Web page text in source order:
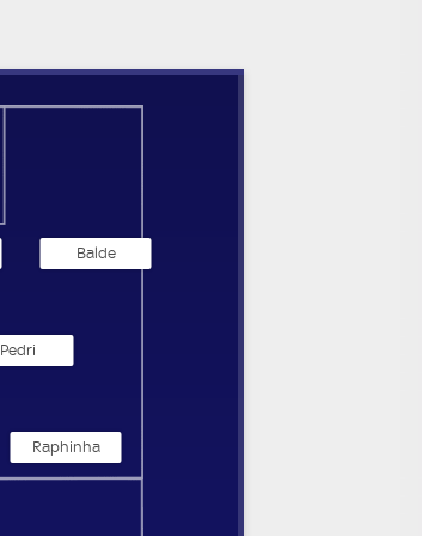
Balde
Pedri
Raphinha